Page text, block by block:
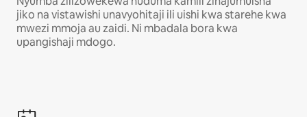
jiko na vistawishi unavyohitaji ili uishi kwa starehe kwa
mwezi mmoja au zaidi. Ni mbadala bora kwa
upangishaji mdogo.